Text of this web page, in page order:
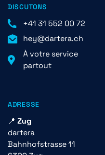
DISCUTONS
+41 31 552 00 72
hey@dartera.ch
À votre service
partout
ADRESSE
📍 Zug
dartera
Bahnhofstrasse 11